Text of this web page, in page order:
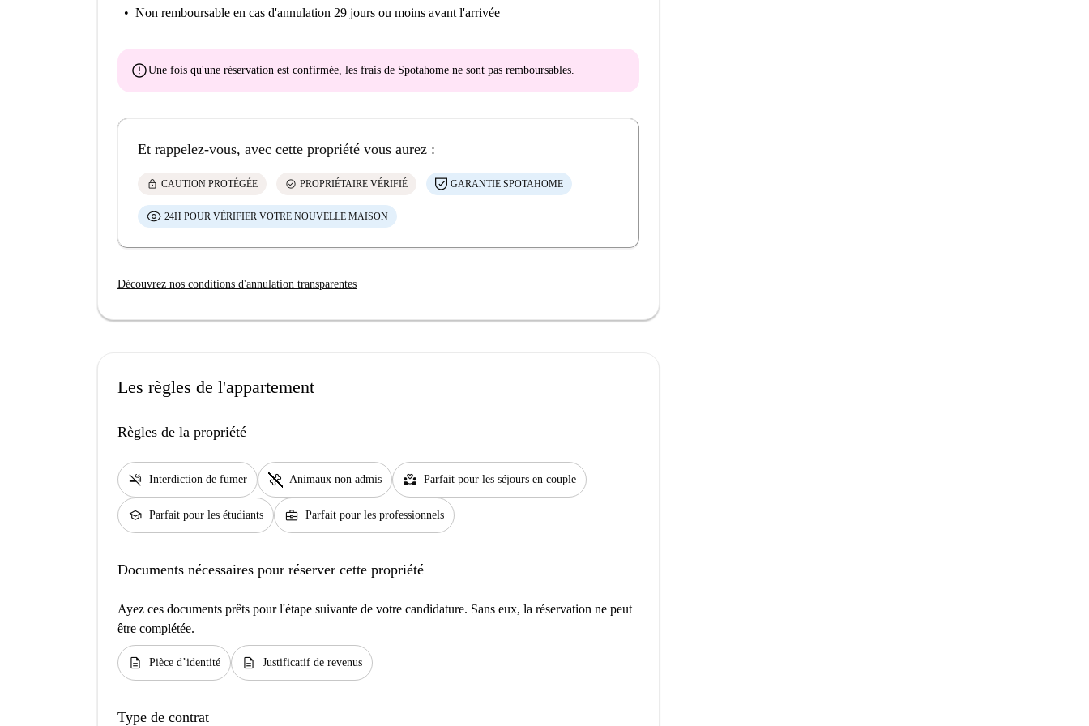
Non remboursable en cas d'annulation 29 jours ou moins avant l'arrivée
errorUne fois qu'une réservation est confirmée, les frais de Spotahome ne sont pas remboursables.
Et rappelez-vous, avec cette propriété vous aurez :
lock CAUTION PROTÉGÉE check_circle PROPRIÉTAIRE VÉRIFIÉ GARANTIE SPOTAHOME
24H POUR VÉRIFIER VOTRE NOUVELLE MAISON
Découvrez nos conditions d'annulation transparentes
Les règles de l'appartement
Règles de la propriété
smoke_free Interdiction de fumer pet_supplies Animaux non admis partner_heart Parfait pour les séjours en couple
school Parfait pour les étudiants business_center Parfait pour les professionnels
Documents nécessaires pour réserver cette propriété
Ayez ces documents prêts pour l'étape suivante de votre candidature. Sans eux, la réservation ne peut
être complétée.
description Pièce d’identité description Justificatif de revenus
Type de contrat